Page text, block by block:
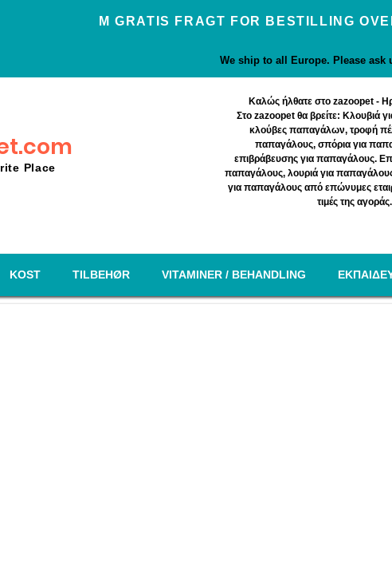
Μ GRATIS FRAGT FOR BESTILLING
We ship to all Europe. Please ask
Place
Καλώς ήλθατε στο zazoopet -
Στο zazoopet θα βρείτε: Κλουβιά
κλούβες παπαγάλων, τροφή
παπαγάλους, σπόρια για
επιβράβευσης για παπαγάλους.
παπαγάλους, λουριά για
για παπαγάλους από επώνυμες
τιμές της αγοράς.
KOST TILBEHØR VITAMINER / BEHANDLING